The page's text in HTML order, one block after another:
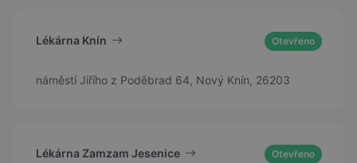
Lékárna Knín Otevřeno
náměstí Jiřího z Poděbrad 64, Nový Knín, 26203
Lékárna Zamzam Jesenice Otevřeno